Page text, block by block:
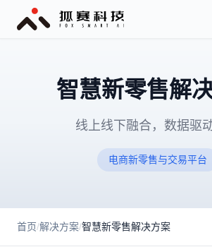
智慧新零售解
线上线下融合，数据驱
电商新零售与交易平台
首页/解决方案/智慧新零售解决方案